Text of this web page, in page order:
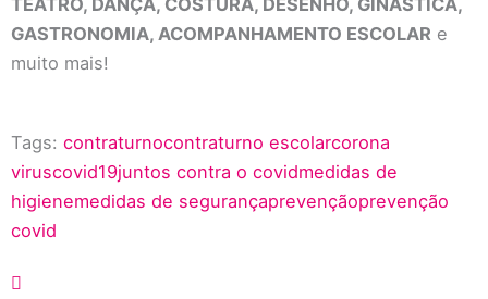
TEATRO, DANÇA, COSTURA, DESENHO, GINÁSTICA,
GASTRONOMIA, ACOMPANHAMENTO ESCOLAR e
muito mais!
Tags: contraturnocontraturno escolarcorona
viruscovid19juntos contra o covidmedidas de
higienemedidas de segurançaprevençãoprevenção
covid